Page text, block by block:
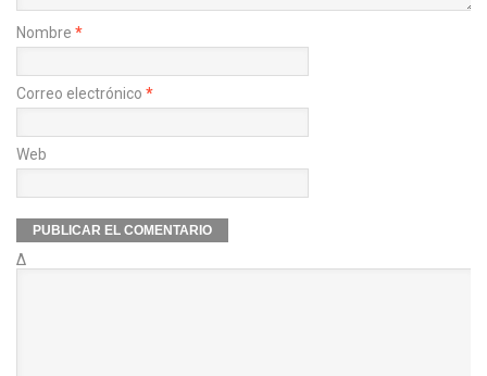
Nombre *
Correo electrónico *
Web
Δ